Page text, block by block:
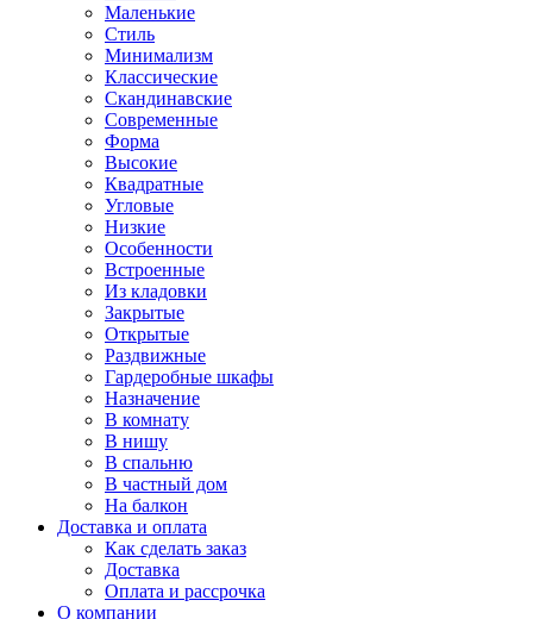
Маленькие
Стиль
Минимализм
Классические
Скандинавские
Современные
Форма
Высокие
Квадратные
Угловые
Низкие
Особенности
Встроенные
Из кладовки
Закрытые
Открытые
Раздвижные
Гардеробные шкафы
Назначение
В комнату
В нишу
В спальню
В частный дом
На балкон
Доставка и оплата
Как сделать заказ
Доставка
Оплата и рассрочка
О компании